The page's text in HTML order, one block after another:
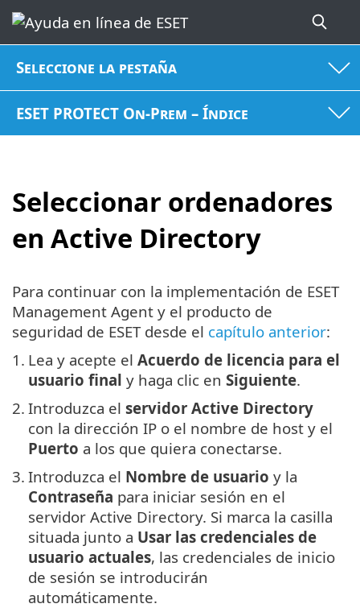
Seleccione la pestaña
ESET PROTECT On-Prem – Índice
Seleccionar ordenadores
en Active Directory
Para continuar con la implementación de ESET
Management Agent y el producto de
seguridad de ESET desde el capítulo anterior:
1. Lea y acepte el Acuerdo de licencia para el
usuario final y haga clic en Siguiente.
2. Introduzca el servidor Active Directory
con la dirección IP o el nombre de host y el
Puerto a los que quiera conectarse.
3. Introduzca el Nombre de usuario y la
Contraseña para iniciar sesión en el
servidor Active Directory. Si marca la casilla
situada junto a Usar las credenciales de
usuario actuales, las credenciales de inicio
de sesión se introducirán
automáticamente.